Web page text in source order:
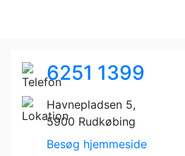
6251 1399
Havnepladsen 5,
5900 Rudkøbing
Besøg hjemmeside